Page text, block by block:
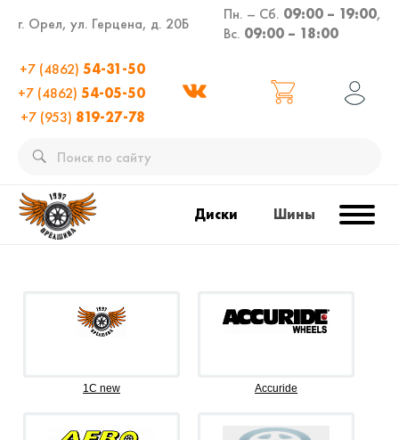
г. Орел, ул. Герцена, д. 20Б
Пн. – Сб. 09:00 – 19:00,
Вс. 09:00 – 18:00
+7 (4862) 54-31-50
+7 (4862) 54-05-50
+7 (953) 819-27-78
Диски Шины
1C new Accuride